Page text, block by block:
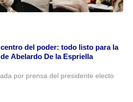
del poder: todo listo para la
Abelardo De la Espriella
por prensa del presidente electo